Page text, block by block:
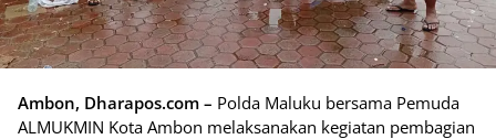
Ambon, Dharapos.com – Polda Maluku bersama Pemuda
ALMUKMIN Kota Ambon melaksanakan kegiatan pembagian